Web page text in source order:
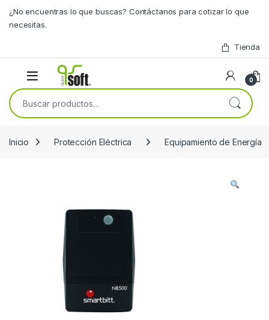
¿No encuentras lo que buscas? Contáctanos para cotizar lo que
necesitas.
Tienda
0
Buscar por:
Inicio Protección Eléctrica Equipamiento de Energía